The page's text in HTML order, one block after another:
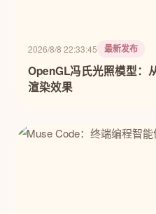
2026/8/8 22:33:45 最新发布
OpenGL冯氏光照模型：
渲染效果